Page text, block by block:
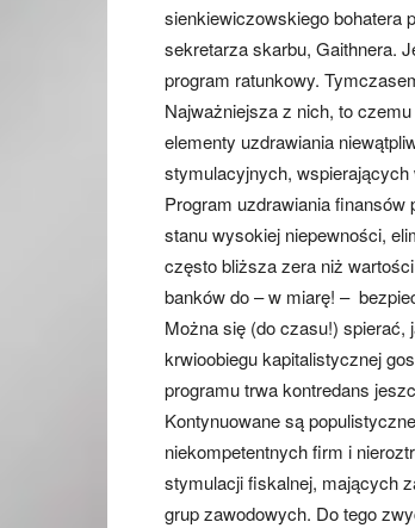
sienkiewiczowskiego bohatera
sekretarza skarbu, Gaithnera.
program ratunkowy.
Najważniejsza z nich, to
elementy uzdrawiania
stymulacyjnych,
Program uzdrawiania
stanu wysokiej niepewności,
często bliższa zera niż
banków do – w miarę! –
Można się (do czasu!) spierać,
krwioobiegu kapitalistycznej
programu trwa kontredans
Kontynuowane są
niekompetentnych firm i
stymulacji fiskalnej, mających
grup zawodowych. Do tego